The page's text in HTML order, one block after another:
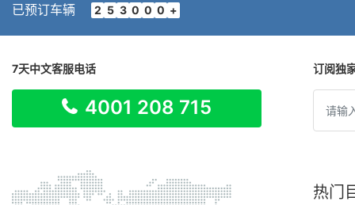
已预订车辆 2 5 3 0 0 0 +
7天中文客服电话
4001 208 715
订阅独
热门